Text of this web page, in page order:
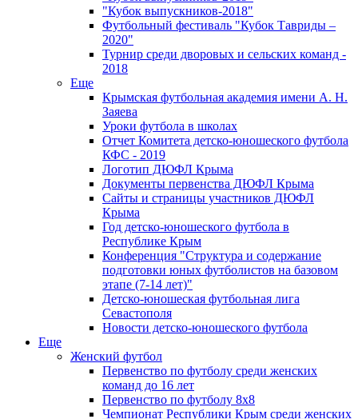
"Кубок выпускников-2018"
Футбольный фестиваль "Кубок Тавриды –
2020"
Турнир среди дворовых и сельских команд -
2018
Еще
Крымская футбольная академия имени А. Н.
Заяева
Уроки футбола в школах
Отчет Комитета детско-юношеского футбола
КФС - 2019
Логотип ДЮФЛ Крыма
Документы первенства ДЮФЛ Крыма
Сайты и страницы участников ДЮФЛ
Крыма
Год детско-юношеского футбола в
Республике Крым
Конференция "Структура и содержание
подготовки юных футболистов на базовом
этапе (7-14 лет)"
Детско-юношеская футбольная лига
Севастополя
Новости детско-юношеского футбола
Еще
Женский футбол
Первенство по футболу среди женских
команд до 16 лет
Первенство по футболу 8х8
Чемпионат Республики Крым среди женских